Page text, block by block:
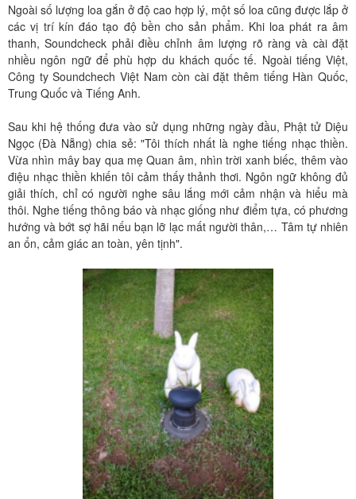
Ngoài số lượng loa gắn ở độ cao hợp lý, một số loa cũng được lắp ở
các vị trí kín đáo tạo độ bền cho sản phẩm. Khi loa phát ra âm
thanh, Soundcheck phải điều chỉnh âm lượng rõ ràng và cài đặt
nhiều ngôn ngữ để phù hợp du khách quốc tế. Ngoài tiếng Việt,
Công ty Soundchech Việt Nam còn cài đặt thêm tiếng Hàn Quốc,
Trung Quốc và Tiếng Anh.
Sau khi hệ thống đưa vào sử dụng những ngày đầu, Phật tử Diệu
Ngọc (Đà Nẵng) chia sẻ: "Tôi thích nhất là nghe tiếng nhạc thiền.
Vừa nhìn mây bay qua mẹ Quan âm, nhìn trời xanh biếc, thêm vào
điệu nhạc thiền khiến tôi cảm thấy thảnh thơi. Ngôn ngữ không đủ
giải thích, chỉ có người nghe sâu lắng mới cảm nhận và hiểu mà
thôi. Nghe tiếng thông báo và nhạc giống như điểm tựa, có phương
hướng và bớt sợ hãi nếu bạn lỡ lạc mất người thân,… Tâm tự nhiên
an ổn, cảm giác an toàn, yên tịnh".